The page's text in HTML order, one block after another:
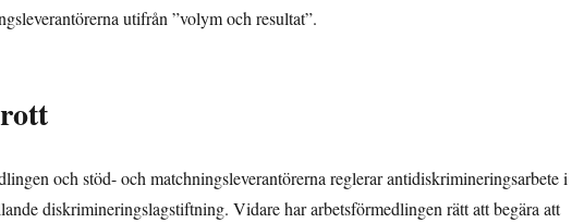
utifrån ”volym och resultat”.
och stöd- och matchningsleverantörerna reglerar antidiskrimineringsarbete i
diskrimineringslagstiftning. Vidare har arbetsförmedlingen rätt att begära att